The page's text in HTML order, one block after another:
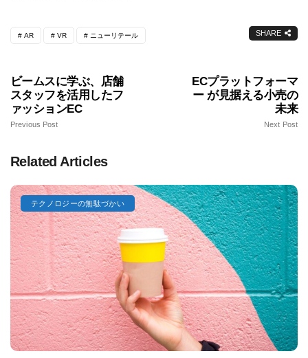
AR VR ニューリテール SHARE
ビームスに学ぶ、店舗
スタッフを活用したフ
ァッションEC
Previous Post
ECプラットフォーマ
ー が見据える小売の
未来
Next Post
Related Articles
テクノロジーの無駄づかい